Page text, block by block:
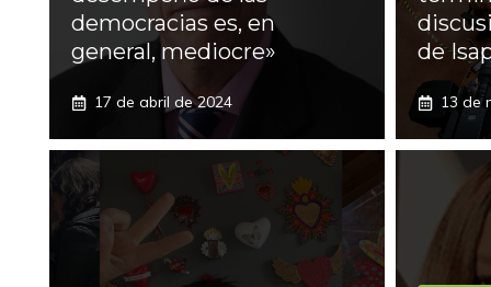
democracias es, en
general, mediocre»
17 de abril de 2024
de
13 de